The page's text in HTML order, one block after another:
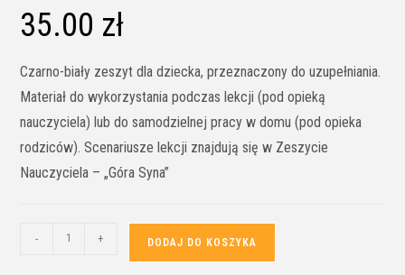
35.00 zł
Czarno-biały zeszyt dla dziecka, przeznaczony do uzupełniania.
Materiał do wykorzystania podczas lekcji (pod opieką
nauczyciela) lub do samodzielnej pracy w domu (pod opieka
rodziców). Scenariusze lekcji znajdują się w Zeszycie
Nauczyciela – „Góra Syna”
- + DODAJ DO KOSZYKA